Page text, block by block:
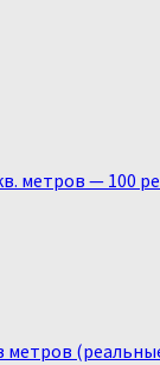
метров — 100
метров